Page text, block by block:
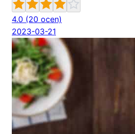
4.0 (20 ocen)
2023-03-21